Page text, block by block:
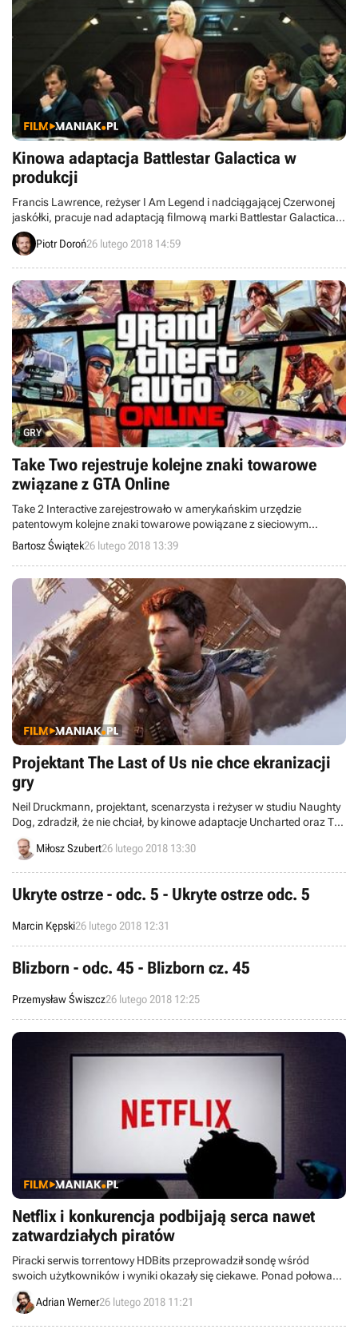
Kinowa adaptacja Battlestar Galactica w
produkcji
Francis Lawrence, reżyser I Am Legend i nadciągającej Czerwonej
jaskółki, pracuje nad adaptacją filmową marki Battlestar Galactica.
Pomaga mu scenarzystka i producentka Lisa Joy, twórczyni serialu
Westworld.
Piotr Doroń26 lutego 2018 14:59
GRY
Take Two rejestruje kolejne znaki towarowe
związane z GTA Online
Take 2 Interactive zarejestrowało w amerykańskim urzędzie
patentowym kolejne znaki towarowe powiązane z sieciowym
modułem GTA V – GTA Online. Chodzi o „GTa” oraz „GTaO”.
Bartosz Świątek26 lutego 2018 13:39
Projektant The Last of Us nie chce ekranizacji
gry
Neil Druckmann, projektant, scenarzysta i reżyser w studiu Naughty
Dog, zdradził, że nie chciał, by kinowe adaptacje Uncharted oraz The
Last of Us stanowiły dokładne odwzorowanie historii
przedstawionych w grach. Według niego, deweloperom udało się je
Miłosz Szubert26 lutego 2018 13:30
Ukryte ostrze - odc. 5 - Ukryte ostrze odc. 5
Marcin Kępski26 lutego 2018 12:31
Blizborn - odc. 45 - Blizborn cz. 45
Przemysław Świszcz26 lutego 2018 12:25
Netflix i konkurencja podbijają serca nawet
zatwardziałych piratów
Piracki serwis torrentowy HDBits przeprowadził sondę wśród
swoich użytkowników i wyniki okazały się ciekawe. Ponad połowa
respondentów opłaca również abonamenty legalnych usług
streamingowych. Co więcej, 75% z nich spędza tak więcej czasu niż
Adrian Werner26 lutego 2018 11:21